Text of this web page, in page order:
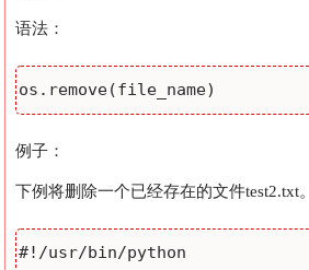
语法：
例子：
下例将删除一个已经存在的文件test2.txt。
#!/usr/bin/python